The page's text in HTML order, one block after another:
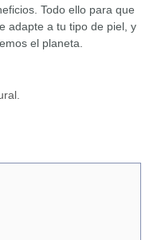
Todo ello para que
adapte a tu tipo de piel, y
el planeta.